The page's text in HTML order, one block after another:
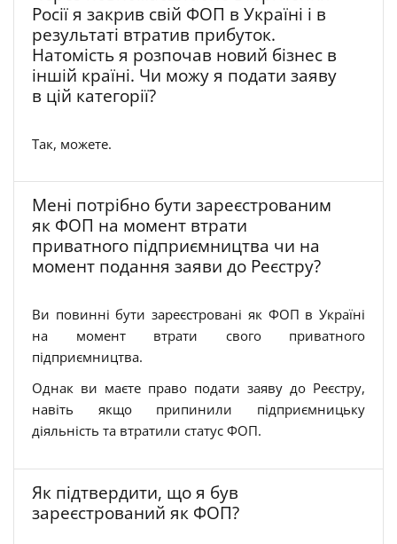
Росії я закрив свій ФОП в Україні і в
результаті втратив прибуток.
Натомість я розпочав новий бізнес в
іншій країні. Чи можу я подати заяву
в цій категорії?
Так, можете.
Мені потрібно бути зареєстрованим
як ФОП на момент втрати
приватного підприємництва чи на
момент подання заяви до Реєстру?
Ви повинні бути зареєстровані як ФОП в Україні
на момент втрати свого приватного
підприємництва.
Однак ви маєте право подати заяву до Реєстру,
навіть якщо припинили підприємницьку
діяльність та втратили статус ФОП.
Як підтвердити, що я був
зареєстрований як ФОП?